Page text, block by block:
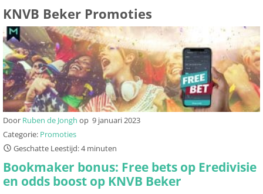
KNVB Beker Promoties
Door Ruben de Jongh op 9 januari 2023
Categorie: Promoties
Geschatte Leestijd: 4 minuten
Bookmaker bonus: Free bets op Eredivisie
en odds boost op KNVB Beker